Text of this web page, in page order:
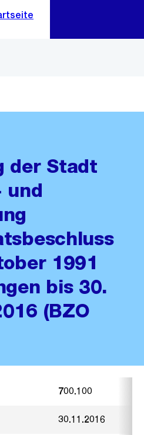
der Stadt
und
1991
bis 30.
(BZO
700.100
30.11.2016